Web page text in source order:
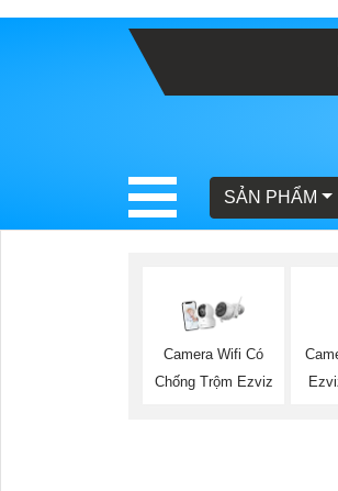
SẢN PHẨM
Camera Wifi Có
Chống Trộm Ezviz